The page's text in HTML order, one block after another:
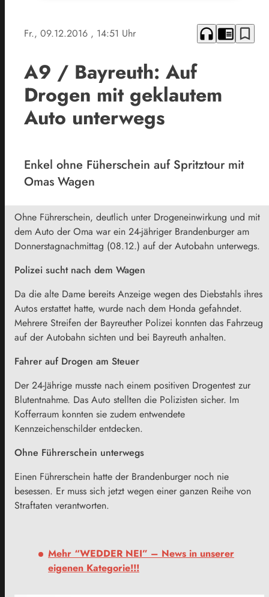
Fr., 09.12.2016 , 14:51 Uhr headphones chrome_reader_mode bookmark_border
A9 / Bayreuth: Auf
Drogen mit geklautem
Auto unterwegs
Enkel ohne Füherschein auf Spritztour mit
Omas Wagen
Ohne Führerschein, deutlich unter Drogeneinwirkung und mit
dem Auto der Oma war ein 24-jähriger Brandenburger am
Donnerstagnachmittag (08.12.) auf der Autobahn unterwegs.
Polizei sucht nach dem Wagen
Da die alte Dame bereits Anzeige wegen des Diebstahls ihres
Autos erstattet hatte, wurde nach dem Honda gefahndet.
Mehrere Streifen der Bayreuther Polizei konnten das Fahrzeug
auf der Autobahn sichten und bei Bayreuth anhalten.
Fahrer auf Drogen am Steuer
Der 24-Jährige musste nach einem positiven Drogentest zur
Blutentnahme. Das Auto stellten die Polizisten sicher. Im
Kofferraum konnten sie zudem entwendete
Kennzeichenschilder entdecken.
Ohne Führerschein unterwegs
Einen Führerschein hatte der Brandenburger noch nie
besessen. Er muss sich jetzt wegen einer ganzen Reihe von
Straftaten verantworten.
Mehr “WEDDER NEI” – News in unserer
eigenen Kategorie!!!